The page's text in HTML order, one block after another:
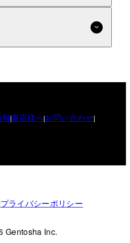
書店様へお問い合わせ
プライバシーポリシー
Gentosha Inc.